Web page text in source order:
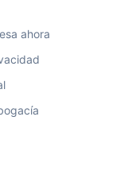
ahora